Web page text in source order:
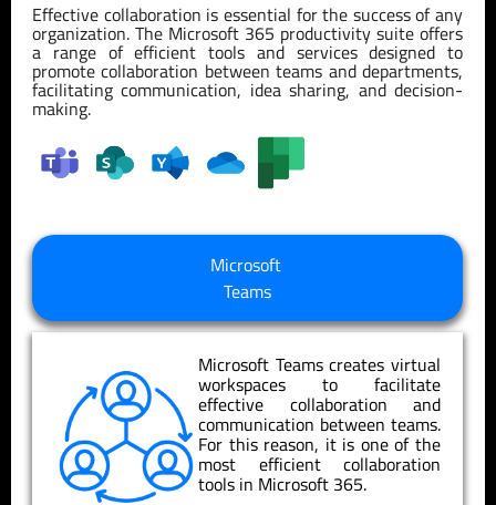
Effective collaboration is essential for the success of any
organization. The Microsoft 365 productivity suite offers
a range of efficient tools and services designed to
promote collaboration between teams and departments,
facilitating communication, idea sharing, and decision-
making.
Microsoft
Teams
Microsoft Teams creates virtual
workspaces to facilitate
effective collaboration and
communication between teams.
For this reason, it is one of the
most efficient collaboration
tools in Microsoft 365.